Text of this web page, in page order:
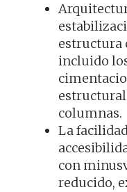
estructura
incluido
columnas.
La
con
reducido,